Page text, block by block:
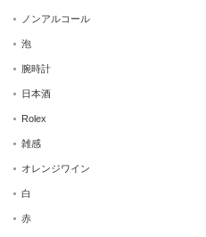
ノンアルコール
泡
腕時計
日本酒
Rolex
雑感
オレンジワイン
白
赤